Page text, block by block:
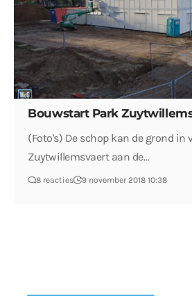
Bouwstart Park
(Foto's) De schop kan de grond in
Zuytwillemsvaert aan de…
8 reacties 9 november 2018 10:38